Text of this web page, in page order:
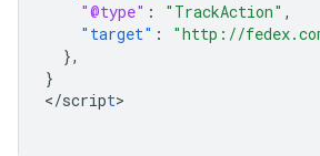
"@type" : "TrackAction" ,
"target" :
"http://
},
}
</script>